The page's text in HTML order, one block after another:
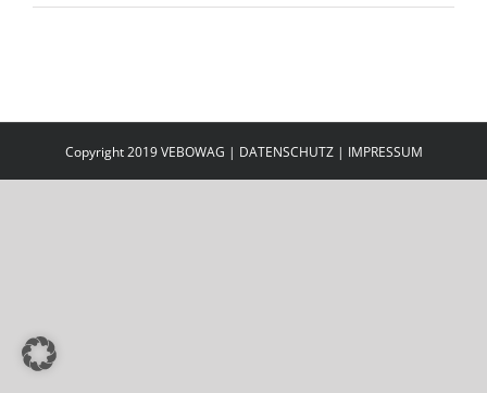
Copyright 2019 VEBOWAG | DATENSCHUTZ | IMPRESSUM